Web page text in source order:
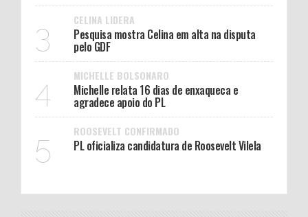
3 CELINA LIDERA
Pesquisa mostra Celina em alta na disputa
pelo GDF
4 MICHELLE BOLSONARO
Michelle relata 16 dias de enxaqueca e
agradece apoio do PL
5 ROOSEVELT CONFIRMADO
PL oficializa candidatura de Roosevelt Vilela